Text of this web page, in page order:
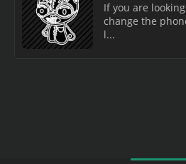
If you are
change the
l...